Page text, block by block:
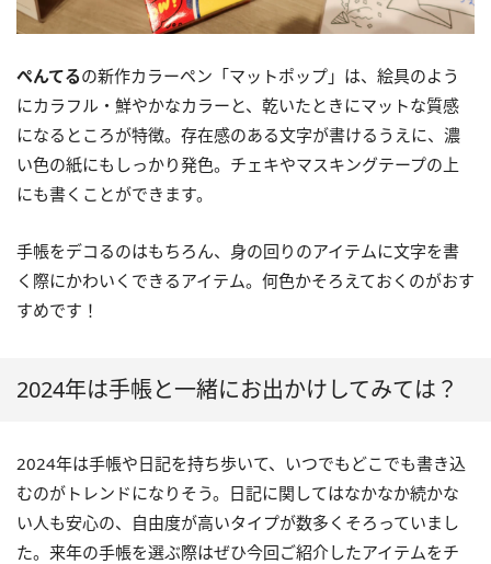
ぺんてるの新作カラーペン「マットポップ」は、絵具のよう
にカラフル・鮮やかなカラーと、乾いたときにマットな質感
になるところが特徴。存在感のある文字が書けるうえに、濃
い色の紙にもしっかり発色。チェキやマスキングテープの上
にも書くことができます。
手帳をデコるのはもちろん、身の回りのアイテムに文字を書
く際にかわいくできるアイテム。何色かそろえておくのがおす
すめです！
2024年は手帳と一緒にお出かけしてみては？
2024年は手帳や日記を持ち歩いて、いつでもどこでも書き込
むのがトレンドになりそう。日記に関してはなかなか続かな
い人も安心の、自由度が高いタイプが数多くそろっていまし
た。来年の手帳を選ぶ際はぜひ今回ご紹介したアイテムをチ